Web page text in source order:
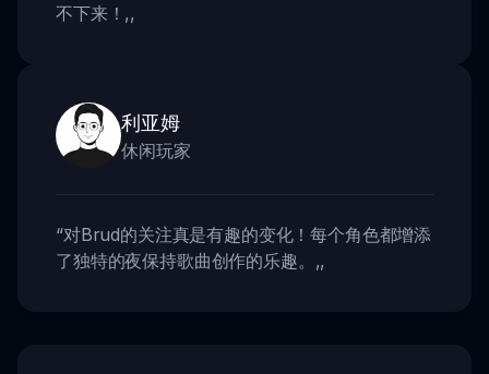
不下来！ ,,
利亚姆
休闲玩家
“对Brud的关注真是有趣的变化！每个角色都增添
了独特的夜保持歌曲创作的乐趣。 ,,